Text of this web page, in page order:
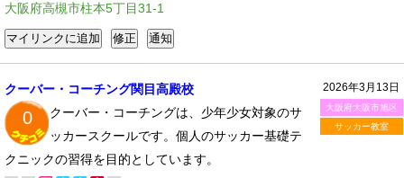
大阪府高槻市柱本5丁目31-1
2026年3月13日
大阪府大阪市旭区
サッカー教室
クーバー・コーチング関目高殿校
0
クーバー・コーチングは、少年少女対象のサ
ッカースクールです。個人のサッカー基礎テ
クニックの習得を目的としています。